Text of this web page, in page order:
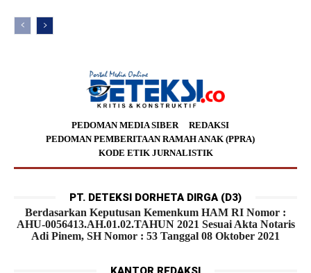
PEDOMAN MEDIA SIBER
REDAKSI
PEDOMAN PEMBERITAAN RAMAH ANAK (PPRA)
KODE ETIK JURNALISTIK
PT. DETEKSI DORHETA DIRGA (D3)
Berdasarkan Keputusan Kemenkum HAM RI Nomor :
AHU-0056413.AH.01.02.TAHUN 2021 Sesuai Akta Notaris
Adi Pinem, SH Nomor : 53 Tanggal 08 Oktober 2021